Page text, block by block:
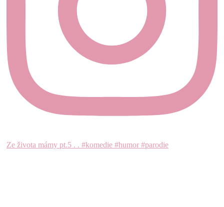
Ze života mámy pt.5 . . #komedie #humor #parodie